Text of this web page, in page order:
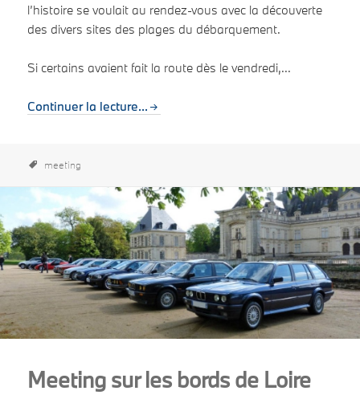
l’histoire se voulait au rendez-vous avec la découverte
des divers sites des plages du débarquement.
Si certains avaient fait la route dès le vendredi,...
Continuer la lecture...
meeting
Meeting sur les bords de Loire